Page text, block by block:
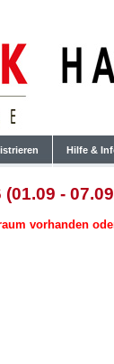
Hilfe &
-
vorhanden